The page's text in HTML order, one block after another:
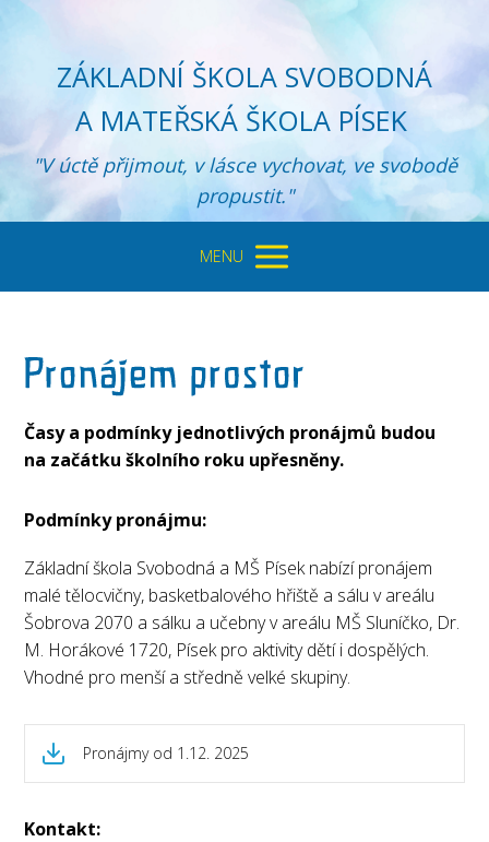
ZÁKLADNÍ ŠKOLA SVOBODNÁ
A MATEŘSKÁ ŠKOLA PÍSEK
"V úctě přijmout, v lásce vychovat, ve svobodě
propustit."
MENU
Časy a podmínky jednotlivých pronájmů budou
na začátku školního roku upřesněny.
Podmínky pronájmu:
Základní škola Svobodná a MŠ Písek nabízí pronájem
malé tělocvičny, basketbalového hřiště a sálu v areálu
Šobrova 2070 a sálku a učebny v areálu MŠ Sluníčko, Dr.
M. Horákové 1720, Písek pro aktivity dětí i dospělých.
Vhodné pro menší a středně velké skupiny.
Pronájmy od 1.12. 2025
Kontakt: